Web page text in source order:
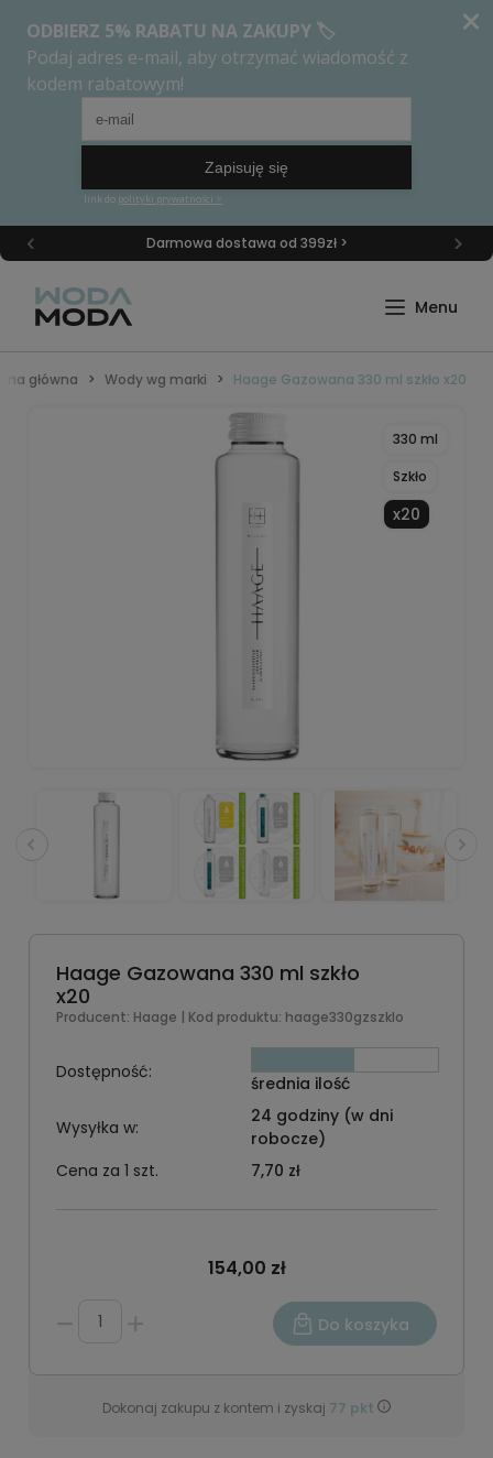
Darmowa dostawa od 399zł >
główna Wody wg marki Haage Gazowana 330 ml szkło x20
330 ml
Szkło
x20
Haage Gazowana 330 ml szkło
x20
Producent: Haage | Kod produktu: haage330gzszklo
Dostępność:
średnia ilość
Wysyłka w:
24 godziny (w dni
robocze)
Cena za 1 szt.
7,70 zł
154,00 zł
Do koszyka
Dokonaj zakupu z kontem i zyskaj 77 pkt